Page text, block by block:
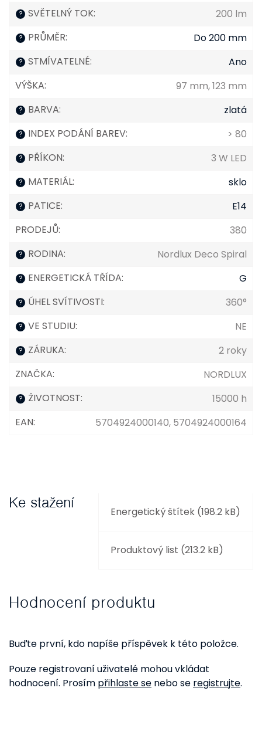
? SVĚTELNÝ TOK: 200 lm
? PRŮMĚR: Do 200 mm
? STMÍVATELNÉ:
Ano
VÝŠKA: 97 mm, 123 mm
? BARVA: zlatá
? INDEX PODÁNÍ BAREV: > 80
? PŘÍKON: 3 W LED
? MATERIÁL: sklo
? PATICE:
E14
PRODEJŮ: 380
? RODINA: Nordlux Deco Spiral
? ENERGETICKÁ TŘÍDA: G
? ÚHEL SVÍTIVOSTI: 360°
? VE STUDIU: NE
? ZÁRUKA:
2 roky
ZNAČKA: NORDLUX
? ŽIVOTNOST:
15000 h
EAN: 5704924000140, 5704924000164
Ke stažení
Energetický štítek (198.2 kB)
Produktový list (213.2 kB)
Hodnocení produktu
Buďte první, kdo napíše příspěvek k této položce.
Pouze registrovaní uživatelé mohou vkládat
hodnocení. Prosím přihlaste se nebo se registrujte.